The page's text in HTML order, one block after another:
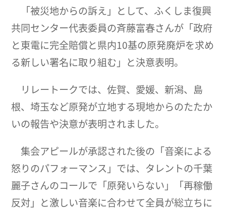
「被災地からの訴え」として、ふくしま復興
共同センター代表委員の斉藤富春さんが「政府
と東電に完全賠償と県内10基の原発廃炉を求め
る新しい署名に取り組む」と決意表明。
リレートークでは、佐賀、愛媛、新潟、島
根、埼玉など原発が立地する現地からのたたか
いの報告や決意が表明されました。
集会アピールが承認された後の「音楽による
怒りのパフォーマンス」では、タレントの千葉
麗子さんのコールで「原発いらない」「再稼働
反対」と激しい音楽に合わせて全員が総立ちに